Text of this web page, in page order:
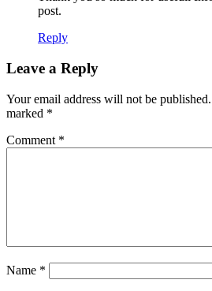
post.
Reply
Leave a Reply
Your email address will not be published.
marked *
Comment *
Name *